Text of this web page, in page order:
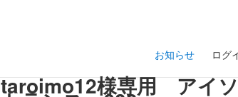
お知らせ ログ
taroimo12様専用 アイ